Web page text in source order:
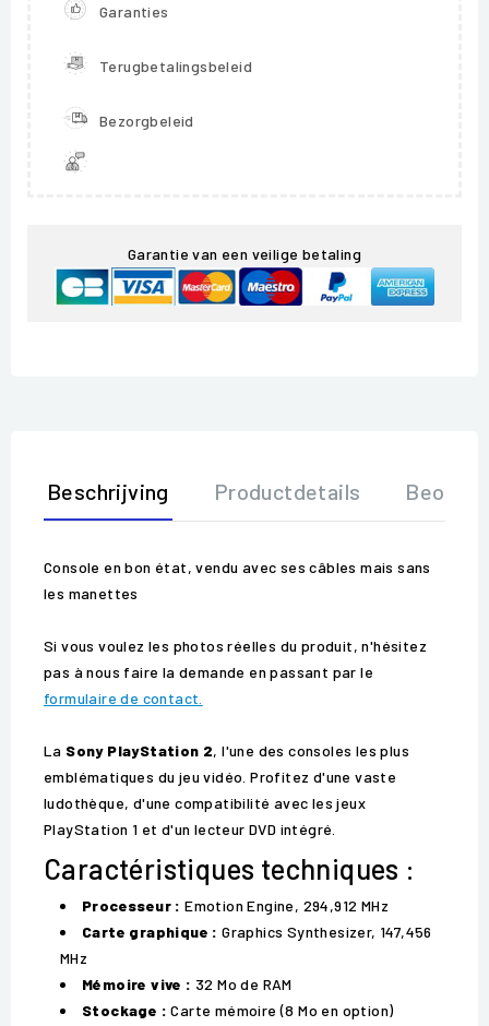
Garanties
Terugbetalingsbeleid
Bezorgbeleid
Garantie van een veilige betaling
Beschrijving Productdetails
Console en bon état, vendu avec ses câbles mais sans
les manettes
Si vous voulez les photos réelles du produit, n'hésitez
pas à nous faire la demande en passant par le
formulaire de contact.
La Sony PlayStation 2, l'une des consoles les plus
emblématiques du jeu vidéo. Profitez d'une vaste
ludothèque, d'une compatibilité avec les jeux
PlayStation 1 et d'un lecteur DVD intégré.
Caractéristiques techniques :
Processeur : Emotion Engine, 294,912 MHz
Carte graphique : Graphics Synthesizer, 147,456
MHz
Mémoire vive : 32 Mo de RAM
Stockage : Carte mémoire (8 Mo en option)